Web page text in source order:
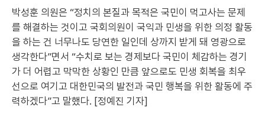
박성훈 의원은 “정치의 본질과 목적은 국민이 먹고사는 문제
를 해결하는 것이고 국회의원이 국익과 민생을 위한 의정 활동
을 하는 건 너무나도 당연한 일인데 상까지 받게 돼 영광으로
생각한다”면서 “수치로 보는 경제보다 국민이 체감하는 경기
가 더 어렵고 막막한 상황인 만큼 앞으로도 민생 회복을 최우
선으로 여기고 대한민국의 발전과 국민 행복을 위한 활동에 주
력하겠다”고 말했다. [정예진 기자]